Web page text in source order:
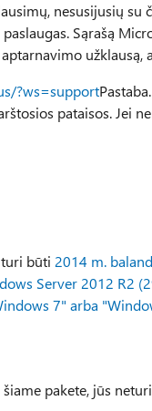
nesusijusių su
Sąrašą
užklausą,
?ws=support
pataisos. Jei
būti 2014 m.
Server 2012 R2
7" arba
pakete, jūs